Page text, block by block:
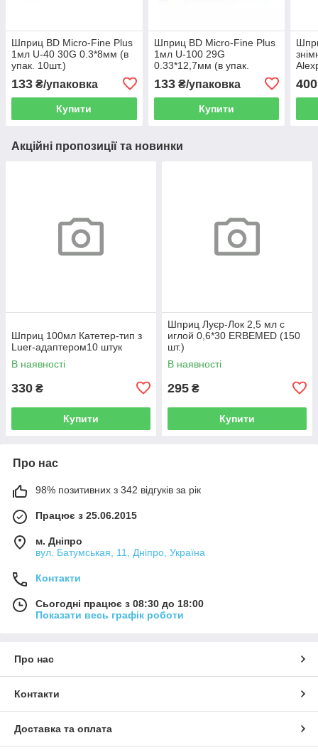
Шприц BD Micro-Fine Plus
1мл U-40 30G 0.3*8мм (в
упак. 10шт.)
133 ₴/упаковка
Купити
Шприц BD Micro-Fine Plus
1мл U-100 29G
0.33*12,7мм (в упак.
133₴/упаковка
Купити
400
Акційні пропозиції та новинки
Шприц 100мл Катетер-тип з
Luer-адаптером10 штук
В наявності
330 ₴
Купити
Шприц Луєр-Лок 2,5 мл с
иглой 0,6*30 ERBEMED (150
шт.)
В наявності
295 ₴
Купити
Про нас
98% позитивних з 342 відгуків за рік
Працює з 25.06.2015
м. Дніпро
вул. Батумськая, 11, Дніпро, Україна
Контакти
Сьогодні працює з 08:30 до 18:00
Показати весь графік роботи
Про нас
Контакти
Доставка та оплата